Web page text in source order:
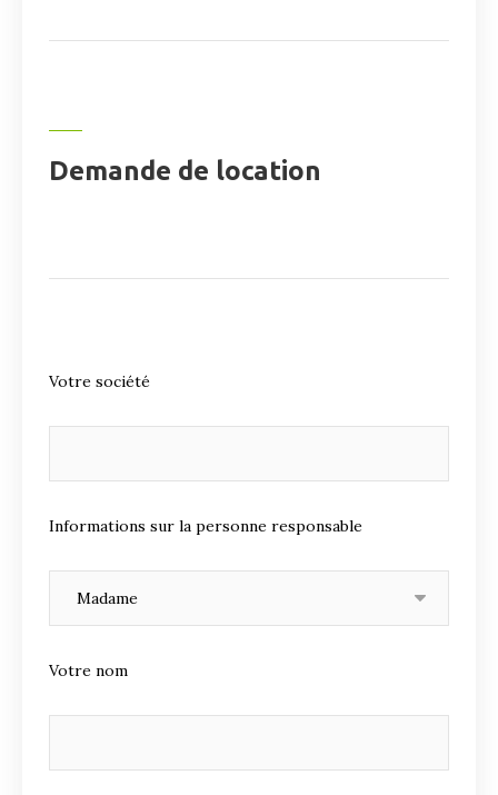
Demande de location
Votre société
Informations sur la personne responsable
Votre nom